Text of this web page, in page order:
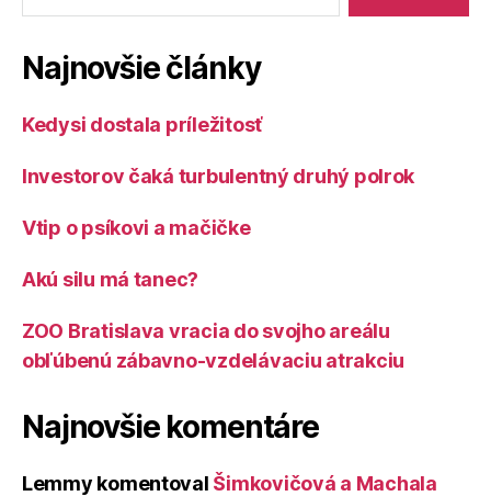
Najnovšie články
Kedysi dostala príležitosť
Investorov čaká turbulentný druhý polrok
Vtip o psíkovi a mačičke
Akú silu má tanec?
ZOO Bratislava vracia do svojho areálu
obľúbenú zábavno-vzdelávaciu atrakciu
Najnovšie komentáre
Lemmy komentoval Šimkovičová a Machala